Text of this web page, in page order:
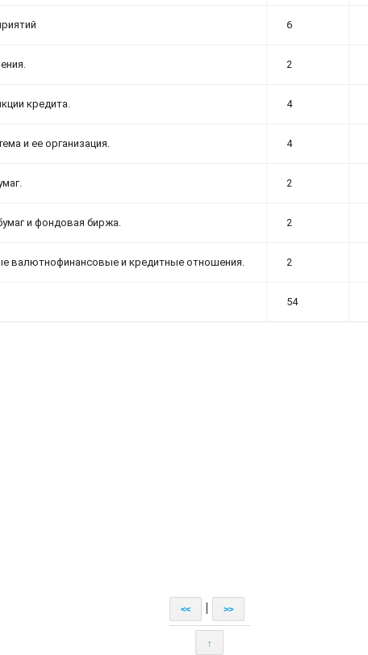
6
2
кредита. 4
и ее организация. 4
2
и фондовая биржа. 2
валютнофинансовые и кредитные отношения. 2
54
<< >>
↑